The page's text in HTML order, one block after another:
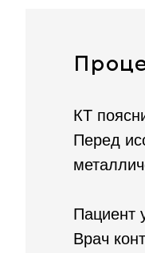
КТ
Перед
Пациент
Врач